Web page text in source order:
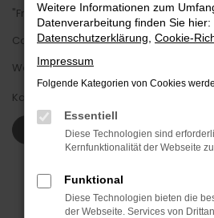
"Freundlich und hilfsbereit. Schnelle
Coronaproblem. Firma macht einen
Werkstatt, Hof und Büros angeht."
Karsten Z.
WEITERE KUNDENSTIMMEN LESEN
Weitere Informationen zum
Datenverarbeitung finden Sie hier:
Datenschutzerklärung Cookie-
Impressum
Folgende Kategorien von Cookies
Essentiell
Diese Technologien sind
Kernfunktionalität der Webseite
Funktional
Diese Technologien bieten die
der Webseite. Services von